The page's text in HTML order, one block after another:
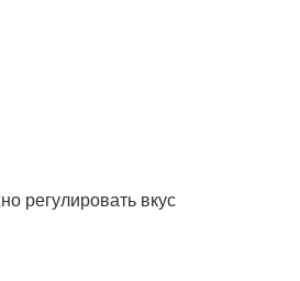
регулировать вкус